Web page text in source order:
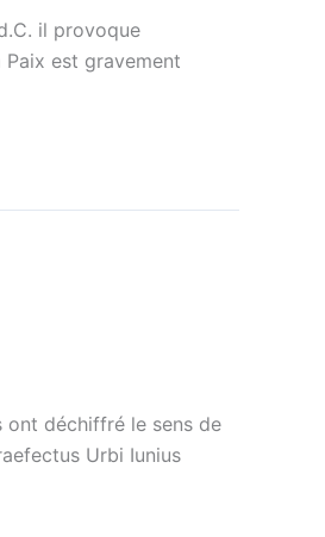
il provoque
est gravement
ont déchiffré le sens de
Urbi Iunius